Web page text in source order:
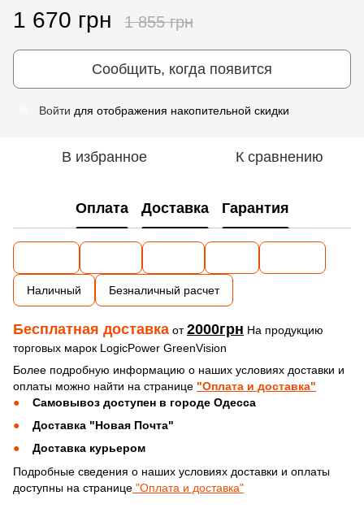
1 670 грн 1 855 грн
Сообщить, когда появится
Войти для отображения накопительной скидки
В избранное К сравнению
Оплата Доставка Гарантия
Наличный Безналичный расчет
Бесплатная доставка от2000грн На продукцию
торговых марок LogicPower GreenVision
Более подробную информацию о наших условиях доставки и
оплаты можно найти на странице "Оплата и доставка"
Самовывоз доступен в городе Одесса
Доставка "Новая Почта"
Доставка курьером
Подробные сведения о наших условиях доставки и оплаты
доступны на странице "Оплата и доставка"